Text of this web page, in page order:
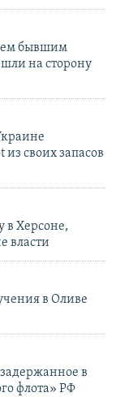
бывшим
на сторону
своих запасов
в Херсоне,
власти
в Оливе
в
флота» РФ